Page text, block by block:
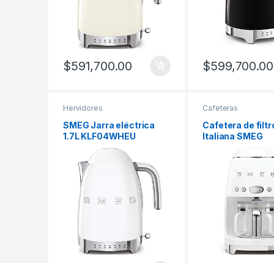
$591,700.00 $599,700.00
Hervidores
SMEG Jarra eléctrica
1.7L KLF04WHEU
Europea 220v | Blanco
Cafeteras
Cafetera de
Italiana SMEG